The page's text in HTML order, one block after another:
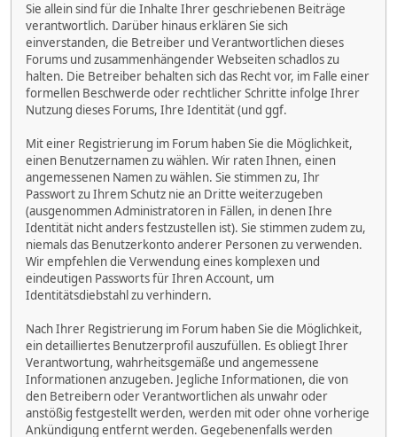
Sie allein sind für die Inhalte Ihrer geschriebenen Beiträge
verantwortlich. Darüber hinaus erklären Sie sich
einverstanden, die Betreiber und Verantwortlichen dieses
Forums und zusammenhängender Webseiten schadlos zu
halten. Die Betreiber behalten sich das Recht vor, im Falle einer
formellen Beschwerde oder rechtlicher Schritte infolge Ihrer
Nutzung dieses Forums, Ihre Identität (und ggf.
Mit einer Registrierung im Forum haben Sie die Möglichkeit,
einen Benutzernamen zu wählen. Wir raten Ihnen, einen
angemessenen Namen zu wählen. Sie stimmen zu, Ihr
Passwort zu Ihrem Schutz nie an Dritte weiterzugeben
(ausgenommen Administratoren in Fällen, in denen Ihre
Identität nicht anders festzustellen ist). Sie stimmen zudem zu,
niemals das Benutzerkonto anderer Personen zu verwenden.
Wir empfehlen die Verwendung eines komplexen und
eindeutigen Passworts für Ihren Account, um
Identitätsdiebstahl zu verhindern.
Nach Ihrer Registrierung im Forum haben Sie die Möglichkeit,
ein detailliertes Benutzerprofil auszufüllen. Es obliegt Ihrer
Verantwortung, wahrheitsgemäße und angemessene
Informationen anzugeben. Jegliche Informationen, die von
den Betreibern oder Verantwortlichen als unwahr oder
anstößig festgestellt werden, werden mit oder ohne vorherige
Ankündigung entfernt werden. Gegebenenfalls werden